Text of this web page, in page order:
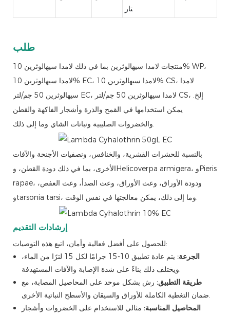
تار
طلب
منتجات لامدا سيهالوثرين بما في ذلك لامدا سيهالوثرين 10% WP،
لامدا سيهالوثرين 10% EC، لامدا سيهالوثرين 10% CS، لامدا
سيهالوثرين 50 جم/لتر EC، لامدا سيهالوثرين 50 جم/لتر CS، إلخ.
يمكن استخدامها في القمح والذرة وأشجار الفاكهة والقطن
والخضروات الصليبية ونباتات الشاي وما إلى ذلك.
بالنسبة للحشرات القشرية، والخنافس، ونصفيات الأجنحة والآفات
الأخرى، بما في ذلك دودة القطن، وHelicoverpa armigera، وPieris
rapae، ودودة الأوراق، وعث الأوراق، وعث الصدأ، وعث العفص،
وtarsonia tarsi، وما إلى ذلك، يمكن معالجتها في نفس الوقت.
إرشادات التقديم
للحصول على أفضل فعالية وأمان، اتبع هذه التوصيات:
الجرعة:
يتم عادة تطبيق 10-15 جرامًا لكل 15 لترًا من الماء،
ويختلف ذلك بناءً على شدة الإصابة والآفات المستهدفة.
طريقة التطبيق: رش بشكل موحد على المحاصيل المصابة، مع
ضمان التغطية الكاملة للأوراق والسيقان والأسطح النباتية الأخرى.
المحاصيل المناسبة: مثالي للاستخدام على الخضروات وأشجار